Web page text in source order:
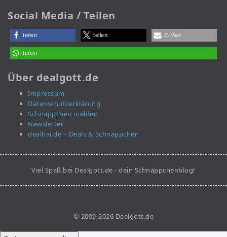
Social Media / Teilen
teilen teilen E-Mail
teilen
Über dealgott.de
Impressum
Datenschutzerklärung
Schnäppchen melden
Newsletter
dealhai.de – Deals & Schnäppchen
Viel Spaß bei Dealgott.de - dein Schnäppchenblog!
© 2009-2026 Dealgott.de